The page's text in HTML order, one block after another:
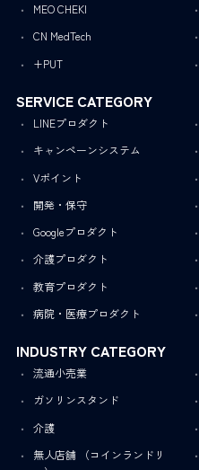
MEO CHEKI
CN MedTech
+PUT
SERVICE CATEGORY
LINEプロダクト
キャンペーンシステム
Vポイント
開発・保守
Googleプロダクト
介護プロダクト
教育プロダクト
病院・医療プロダクト
INDUSTRY CATEGORY
流通小売業
ガソリンスタンド
介護
無人店舗 （コインランドリ